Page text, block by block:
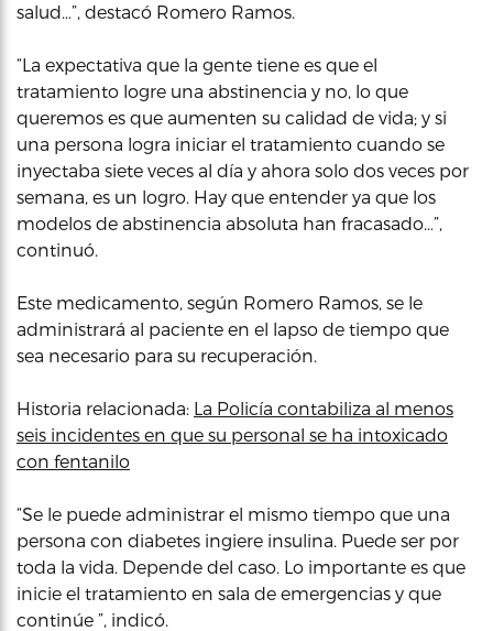
salud…”, destacó Romero Ramos.
“La expectativa que la gente tiene es que el
tratamiento logre una abstinencia y no, lo que
queremos es que aumenten su calidad de vida; y si
una persona logra iniciar el tratamiento cuando se
inyectaba siete veces al día y ahora solo dos veces por
semana, es un logro. Hay que entender ya que los
modelos de abstinencia absoluta han fracasado…”,
continuó.
Este medicamento, según Romero Ramos, se le
administrará al paciente en el lapso de tiempo que
sea necesario para su recuperación.
Historia relacionada: La Policía contabiliza al menos
seis incidentes en que su personal se ha intoxicado
con fentanilo
“Se le puede administrar el mismo tiempo que una
persona con diabetes ingiere insulina. Puede ser por
toda la vida. Depende del caso. Lo importante es que
inicie el tratamiento en sala de emergencias y que
continúe ”, indicó.